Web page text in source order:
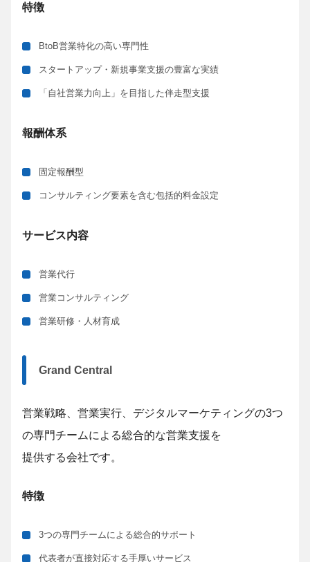
特徴
BtoB営業特化の高い専門性
スタートアップ・新規事業支援の豊富な実績
「自社営業力向上」を目指した伴走型支援
報酬体系
固定報酬型
コンサルティング要素を含む包括的料金設定
サービス内容
営業代行
営業コンサルティング
営業研修・人材育成
Grand Central
営業戦略、営業実行、デジタルマーケティングの3つ
の専門チームによる総合的な営業支援を
提供する会社です。
特徴
3つの専門チームによる総合的サポート
代表者が直接対応する手厚いサービス